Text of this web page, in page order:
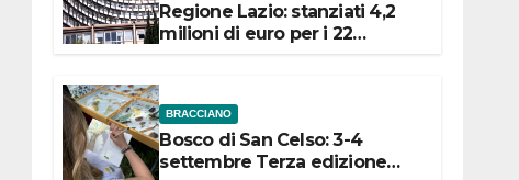
Regione Lazio: stanziati 4,2
milioni di euro per i 22
BRACCIANO
Bosco di San Celso: 3-4
settembre Terza edizione